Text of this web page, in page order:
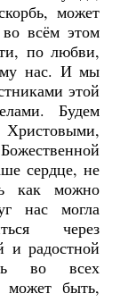
может
всём этом
по любви,
нас. И мы
этой
Будем
сердце, не
как можно
нас могла
через
и радостной
во всех
может быть,